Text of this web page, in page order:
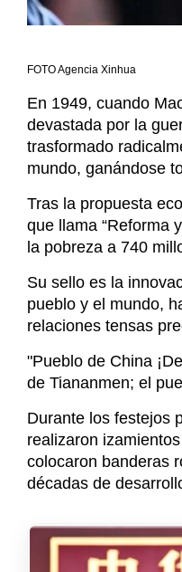
FOTO Agencia Xinhua
En 1949, cuando
devastada por la
trasformado
mundo, ganándose
Tras la propuesta
que llama “Reforma
la pobreza a 740
Su sello es la
pueblo y el mundo,
relaciones tensas
"Pueblo de China
de Tiananmen; el
Durante los festejos
realizaron
colocaron banderas
décadas de